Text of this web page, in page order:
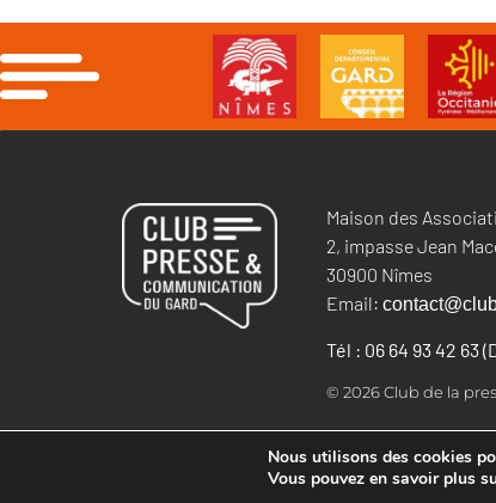
Maison des
2, impasse Jean
30900 Nîmes
Email:
Tél : 06 64 93 42 63
© 2026 Club de la
Nous utilisons des cookies
Vous pouvez en savoir plus